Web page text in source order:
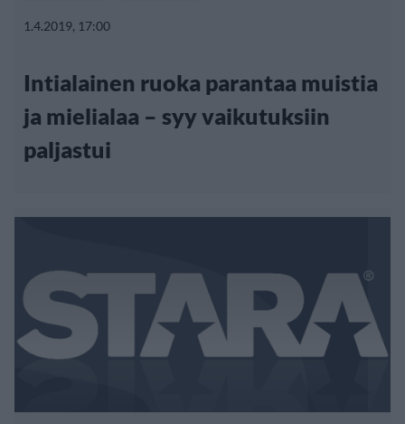
1.4.2019, 17:00
Intialainen ruoka parantaa muistia
ja mielialaa – syy vaikutuksiin
paljastui